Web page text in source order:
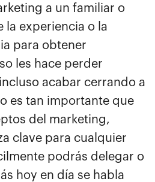
a un familiar o
la experiencia o la
para obtener
les hace perder
acabar cerrando a
es tan importante que
del marketing,
clave para cualquier
podrás delegar o
hoy en día se habla